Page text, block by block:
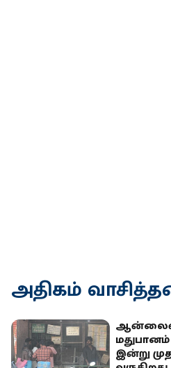
அதிகம்
இன்று